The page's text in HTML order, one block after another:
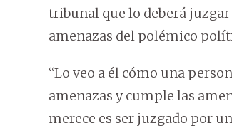
tribunal que lo deberá
amenazas del polémico
“Lo veo a él cómo una
amenazas y cumple las
merece es ser juzgado por